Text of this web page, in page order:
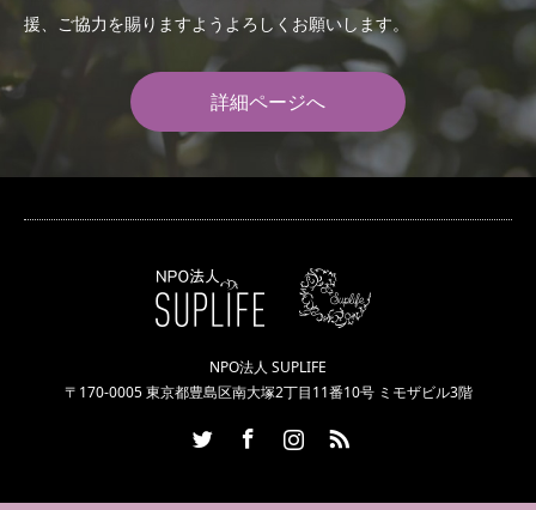
援、ご協力を賜りますようよろしくお願いします。
詳細ページへ
NPO法人 SUPLIFE
〒170-0005 東京都豊島区南大塚2丁目11番10号 ミモザビル3階